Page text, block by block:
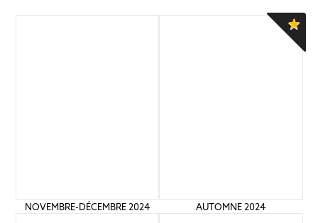
NOVEMBRE-DÉCEMBRE 2024 AUTOMNE 2024